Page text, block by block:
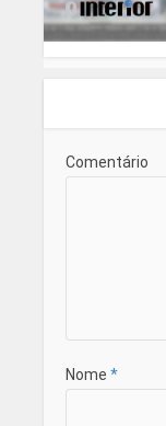
Comentário
Nome *